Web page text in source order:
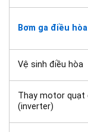
Bơm ga điều hòa
Vệ sinh điều hòa
Thay motor quạt
(inverter)